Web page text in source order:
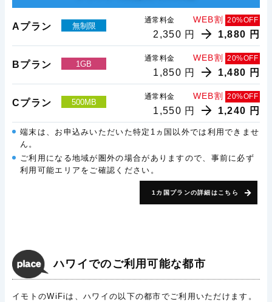
Aプラン 無制限
通常料金 WEB割 20%OFF
2,350 円 1,880 円
Bプラン 1GB
通常料金 WEB割 20%OFF
1,850 円 1,480 円
Cプラン 500MB
通常料金 WEB割 20%OFF
1,550 円 1,240 円
端末は、お申込みいただいた特定1ヵ国以外では利用できませ
ん。
ご利用になる地域が圏外の場合がありますので、事前に必ず
利用可能エリアをご確認ください。
1カ国プランの詳細はこちら
ハワイでのご利用可能な都市
イモトのWiFiは、ハワイの以下の都市でご利用いただけます。